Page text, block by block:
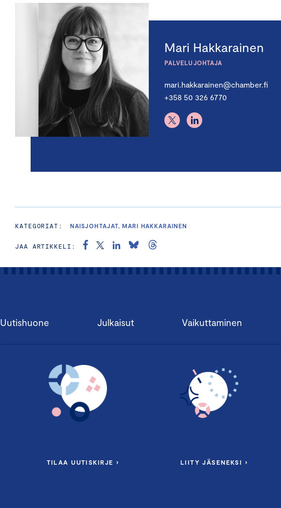
Mari Hakkarainen
PALVELUJOHTAJA
mari.hakkarainen@chamber.fi
+358 50 326 6770
KATEGORIAT: NAISJOHTAJAT, MARI HAKKARAINEN
JAA ARTIKKELI:
Uutishuone Julkaisut Vaikuttaminen
TILAA UUTISKIRJE › LIITY JÄSENEKSI ›